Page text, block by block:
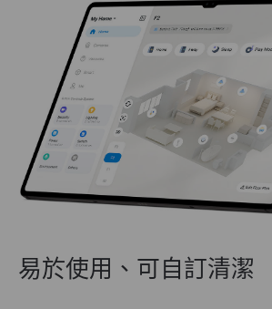
易於使用、可自訂清潔